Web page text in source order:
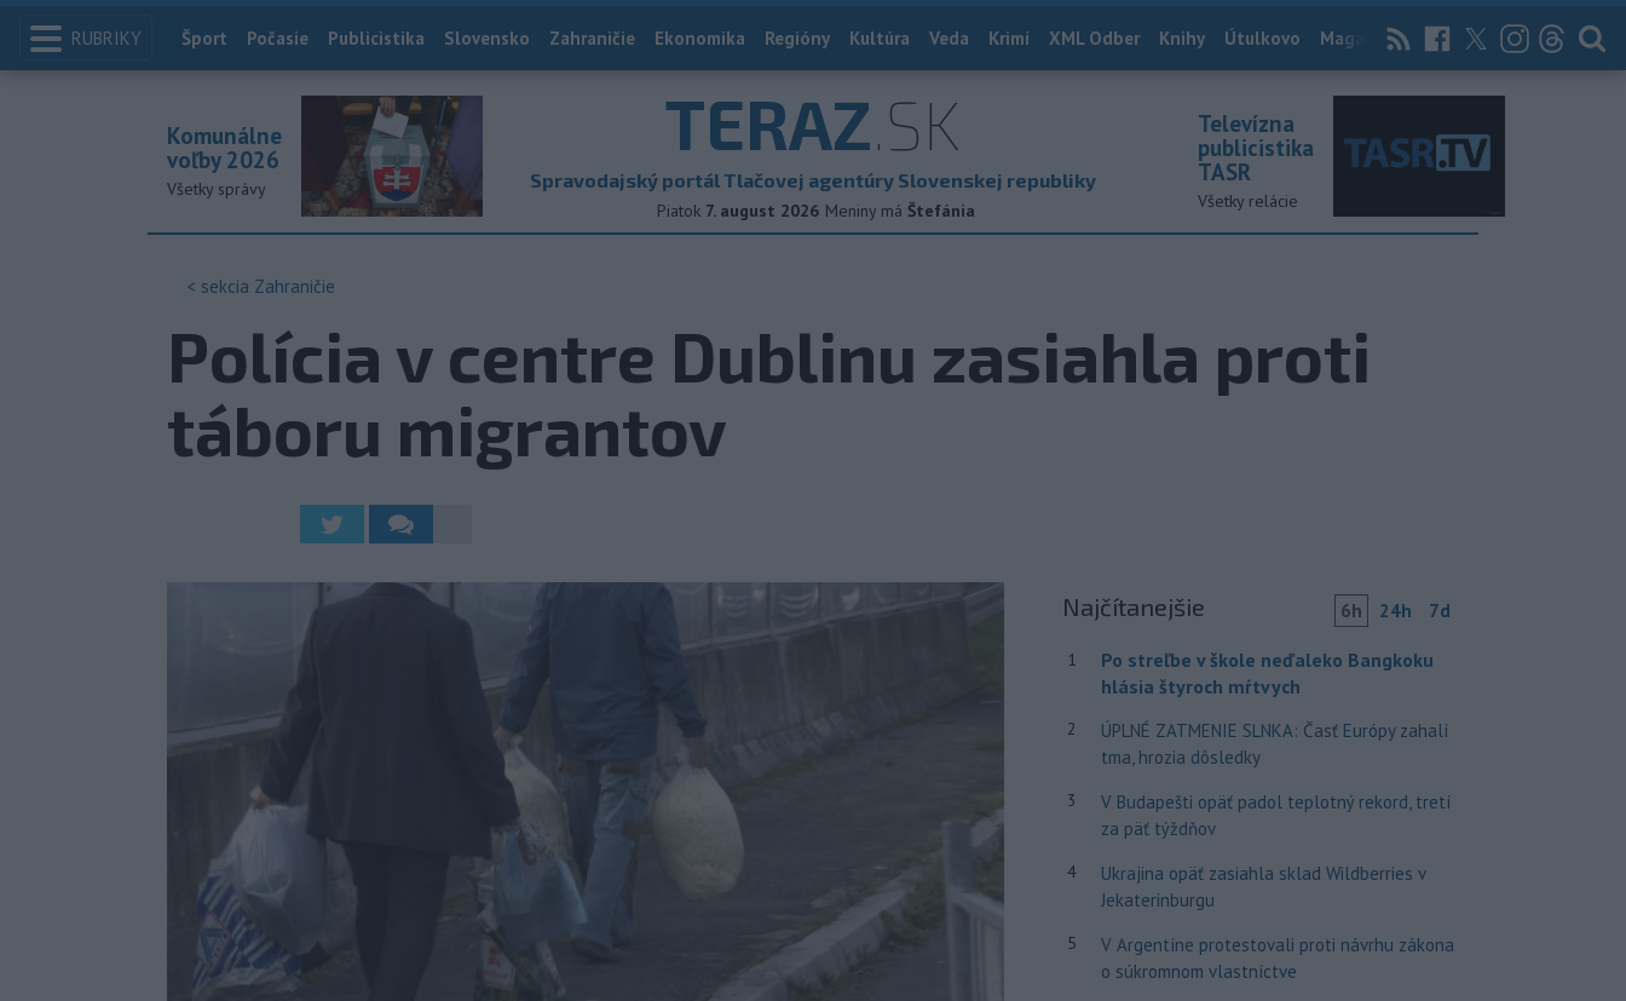
RUBRIKY Index
Šport Počasie Publicistika Slovensko Zahraničie Ekonomika Regióny Kultúra Veda Krimi XML Odber Knihy Útulkovo Magazín News Now Archív
TERAZ.SK
Spravodajský portál Tlačovej agentúry Slovenskej republiky
Piatok 7. august 2026 Meniny má Štefánia
Komunálne
voľby 2026
Všetky správy
Televízna
publicistika
TASR
Všetky relácie
< sekcia Zahraničie
Polícia v centre Dublinu zasiahla proti
táboru migrantov
Najčítanejšie 6h 24h 7d
1
Po streľbe v škole neďaleko Bangkoku
hlásia štyroch mŕtvych
2
ÚPLNÉ ZATMENIE SLNKA: Časť Európy zahalí
tma, hrozia dôsledky
3
V Budapešti opäť padol teplotný rekord, tretí
za päť týždňov
4
Ukrajina opäť zasiahla sklad Wildberries v
Jekaterinburgu
5
V Argentíne protestovali proti návrhu zákona
o súkromnom vlastníctve